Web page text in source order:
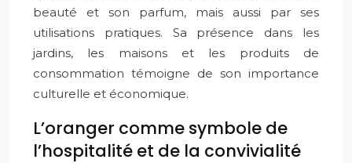
beauté et son parfum, mais aussi par ses
utilisations pratiques. Sa présence dans les
jardins, les maisons et les produits de
consommation témoigne de son importance
culturelle et économique.
L’oranger comme symbole de
l’hospitalité et de la convivialité